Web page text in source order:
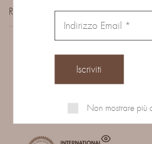
RECENSIONI (0)
Non mostrare più